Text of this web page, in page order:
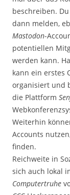
beschreiben.
dann melden,
Mastodon-
potentiellen
werden kann.
kann ein erstes
organisiert und
die Plattform
Weiterhin
Accounts
finden.
Reichweite in
sich auch lokal
Computertruhe